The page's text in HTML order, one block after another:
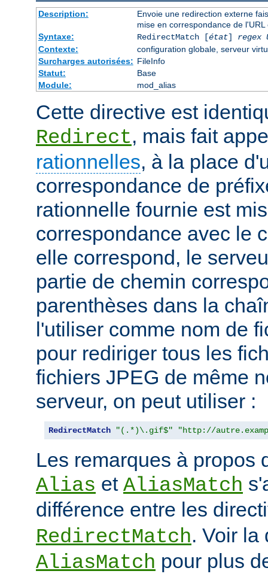
Description:
Envoie une redirection externe
mise en correspondance de l'URL
Syntaxe:
RedirectMatch [état] regex
Contexte:
configuration globale, serveur
Surcharges autorisées: FileInfo
Statut:
Base
Module:
mod_alias
Cette directive est
Redirect, mais fait
rationnelles, à la place
correspondance de
rationnelle fournie est
correspondance avec le
elle correspond, le
partie de chemin
parenthèses dans la
l'utiliser comme nom de
pour rediriger tous les
fichiers JPEG de même
serveur, on peut utiliser :
RedirectMatch "(.*)\.gif$" "http://
Les remarques à propos
Alias et AliasMatch
différence entre les
RedirectMatch. Voir la
AliasMatch pour plus